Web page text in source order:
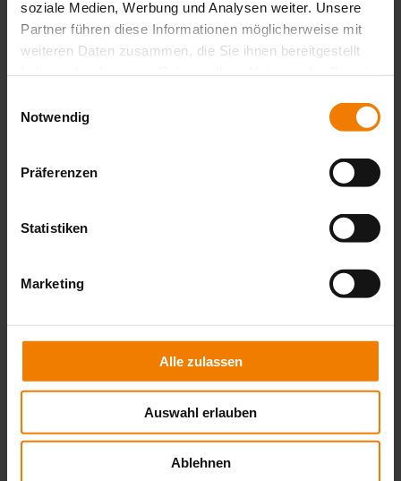
soziale Medien, Werbung und Analysen weiter. Unsere
Partner führen diese Informationen möglicherweise mit
weiteren Daten zusammen, die Sie ihnen bereitgestellt
Notwendig
Präferenzen
Statistiken
Marketing
Alle zulassen
Auswahl erlauben
Ablehnen
am
Ob auf der Terrasse oder doch lieber im Garten – das neue
Markisen-Freigestell von WAREMA schenkt Ihnen die Freiheit zu
wählen. Bestückt mit einer oder zwei Pergola- bzw. Terrassen-